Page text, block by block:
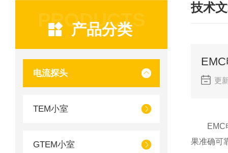
PRODUCTS
产品分类
电流探头
TEM小室
GTEM小室
技术
更
EMC电
果准确可